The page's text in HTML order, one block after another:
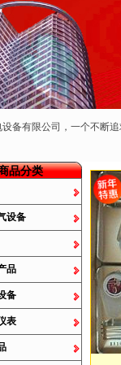
备有限公司，一个不断追
品分类
设备
品
备
表